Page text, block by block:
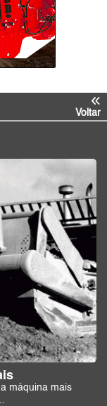
Voltar
máquina mais